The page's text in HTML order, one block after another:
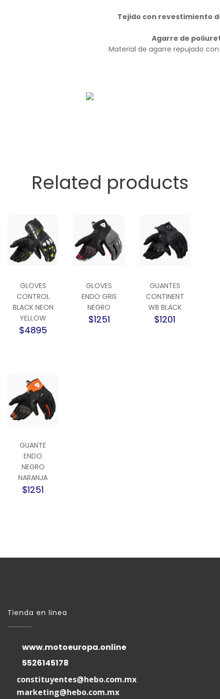
Tejido con revestimiento
Agarre de
Material de agarre repujado
Related products
GLOVES
CONTROL
BLACK NEON
YELLOW
$4895
GLOVES
ENDO GRIS
NEGRO
$1251
GUANTES
CONTINENT
WB BLACK
$1201
GUANTE
ENDO
NEGRO
NARANJA
$1251
Tienda en linea
www.motoeuropa.online
5526145178
constituyentes@hebo.com.mx
marketing@hebo.com.mx